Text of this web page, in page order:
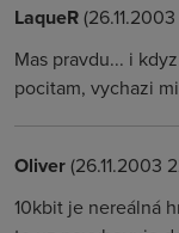
LaqueR
Mas pravdu... i
pocitam, vychazi
Oliver(26.11.2003
10kbit je nereálná